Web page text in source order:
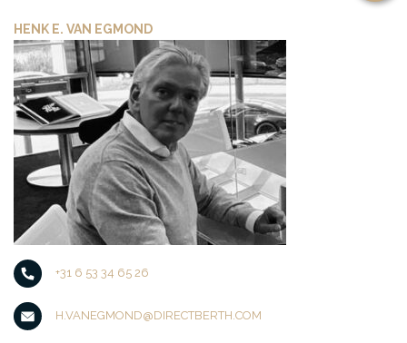
HENK E. VAN EGMOND
+31 6 53 34 65 26
H.VANEGMOND@DIRECTBERTH.COM